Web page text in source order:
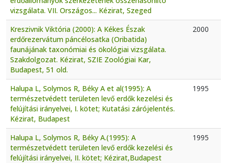
vizsgálata. VII. Országos... Kézirat, Szeged
Kreszivnik Viktória (2000): A Kékes Észak
erdőrezervátum páncélosatka (Oribatida)
faunájának taxonómiai és ökológiai vizsgálata.
Szakdolgozat. Kézirat, SZIE Zoológiai Kar,
Budapest, 51 old.
2000
Halupa L, Solymos R, Béky A et al(1995): A
természetvédett területen levő erdők kezelési és
felújítási irányelvei, I. kötet; Kutatási zárójelentés.
Kézirat, Budapest
1995
Halupa L, Solymos R, Béky A.(1995): A
természetvédett területen levő erdők kezelési és
felújítási irányelvei, II. kötet; Kézirat,Budapest
1995